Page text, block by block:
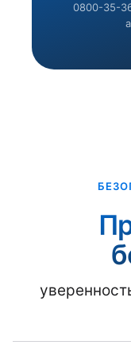
0800-35-